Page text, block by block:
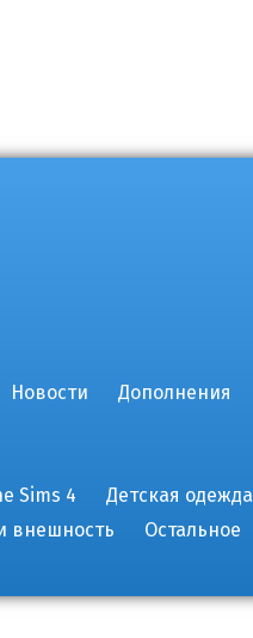
Новости Дополнения
Sims 4 Детская одежда
внешность
Остальное